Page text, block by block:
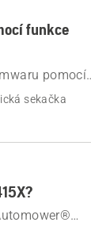
funkce
pomocí
sekačka